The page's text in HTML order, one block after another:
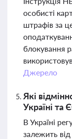
особисті
штрафів за
блокування
Джерело
Які
Україні та
В Україні
залежить